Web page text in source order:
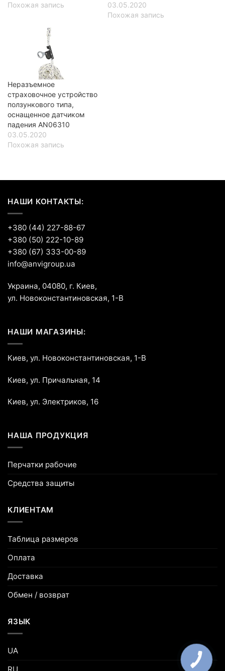
Похожая запись
03.05.2020
Похожая запись
Неразъемное
страховочное устройство
ползункового типа,
оснащенное датчиком
падения AN06310
03.05.2020
Похожая запись
НАШИ КОНТАКТЫ:
+380 (44) 227-88-67
+380 (50) 222-10-89
+380 (67) 333-00-89
info@anvigroup.ua
Украина, 04080, г. Киев,
ул. Новоконстантиновская, 1-В
НАШИ МАГАЗИНЫ:
Киев, ул. Новоконстантиновская, 1-В
Киев, ул. Причальная, 14
Киев, ул. Электриков, 16
НАША ПРОДУКЦИЯ
Перчатки рабочие
Средства защиты
КЛИЕНТАМ
Таблица размеров
Оплата
Доставка
Обмен / возврат
ЯЗЫК
UA